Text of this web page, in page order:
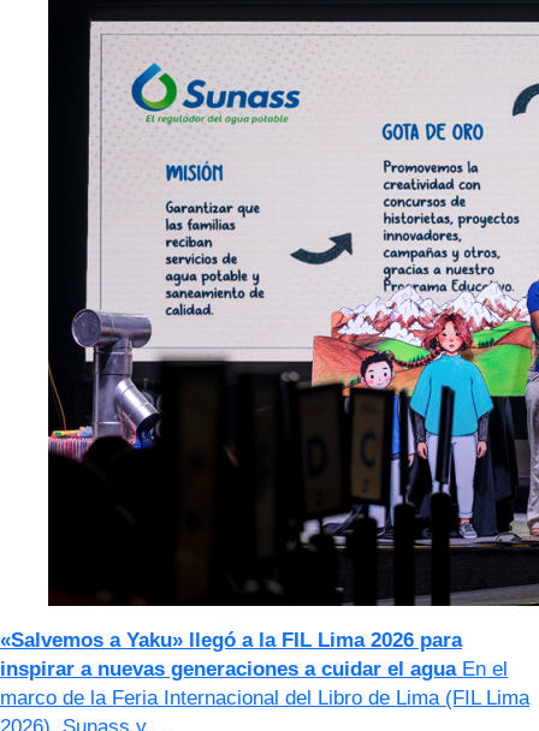
«Salvemos a Yaku» llegó a la FIL Lima 2026 para
inspirar a nuevas generaciones a cuidar el agua En el
marco de la Feria Internacional del Libro de Lima (FIL Lima